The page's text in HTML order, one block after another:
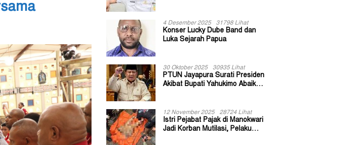
4 Desember 2025 31798 Lihat
Konser Lucky Dube Band dan
Luka Sejarah Papua
30 Oktober 2025 30935 Lihat
PTUN Jayapura Surati Presiden
Akibat Bupati Yahukimo Abaikan
12 November 2025 28724 Lihat
Istri Pejabat Pajak di Manokwari
Jadi Korban Mutilasi, Pelaku